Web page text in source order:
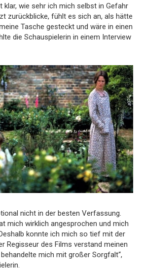
klar, wie sehr ich mich selbst in Gefahr
zurückblicke, fühlt es sich an, als hätte
Tasche gesteckt und wäre in einen
die Schauspielerin in einem Interview
nicht in der besten Verfassung.
mich wirklich angesprochen und mich
konnte ich mich so tief mit der
Regisseur des Films verstand meinen
mich mit großer Sorgfalt“,